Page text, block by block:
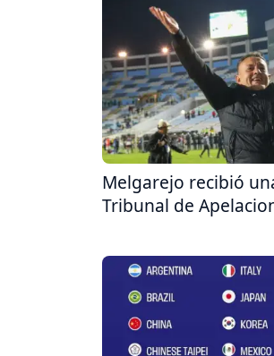
Melgarejo recibió
Tribunal de